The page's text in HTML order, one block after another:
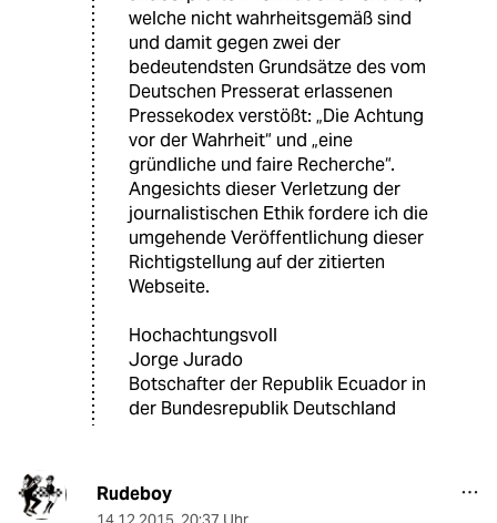
welche nicht wahrheitsgemäß sind
und damit gegen zwei der
bedeutendsten Grundsätze des vom
Deutschen Presserat erlassenen
Pressekodex verstößt: „Die Achtung
vor der Wahrheit“ und „eine
gründliche und faire Recherche“.
Angesichts dieser Verletzung der
journalistischen Ethik fordere ich die
umgehende Veröffentlichung dieser
Richtigstellung auf der zitierten
Webseite.
Hochachtungsvoll
Jorge Jurado
Botschafter der Republik Ecuador in
der Bundesrepublik Deutschland
Rudeboy